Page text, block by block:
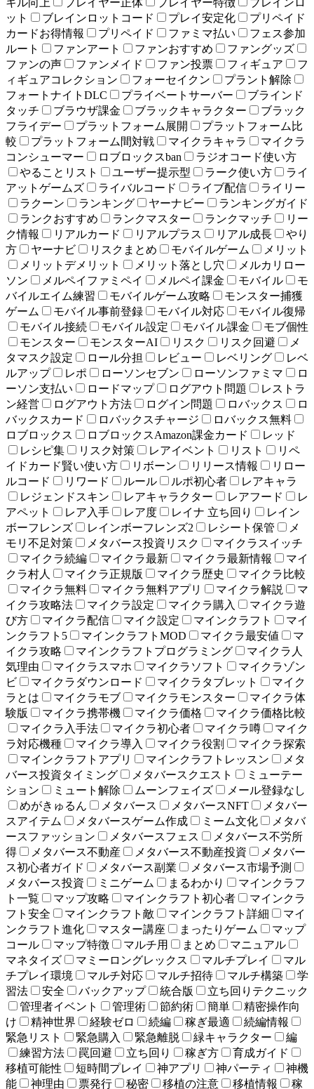
キル向上 プレイヤー正体 プレイヤー特徴
ブレインロ
ット
ブレインロットコード プレイ安定化
プリペイド
カードお得情報
プリペイド ファミマ払い
フェス参加
ルート
ファンアート ファンおすすめ
ファングッズ
ファンの声
ファンメイド ファン投票 フィギュア
フ
ィギュアコレクション
フォーセイクン
プラント解除
フォートナイトDLC
プライベートサーバー
ブラインド
タッチ
ブラウザ課金 ブラックキャラクター
ブラック
フライデー
プラットフォーム展開
プラットフォーム比
較
プラットフォーム間対戦 マイクラキャラ
マイクラ
コンシューマー
ロブロックスban
ラジオコード使い方
やることリスト
ユーザー提示型 ラーク使い方
ライ
アットゲームズ
ライバルコード ライブ配信
ライリー
ラクーン
ランキング ヤーナビー
ランキングガイド
ランクおすすめ
ランクマスター ランクマッチ
リー
ク情報
リアルカード リアルプラス リアル成長
やり
方
ヤーナビ リスクまとめ モバイルゲーム
メリット
メリットデメリット
メリット落とし穴
メルカリロー
ソン
メルペイファミペイ メルペイ課金 モバイル
モ
バイルエイム練習
モバイルゲーム攻略
モンスター捕獲
ゲーム
モバイル事前登録 モバイル対応
モバイル復帰
モバイル接続
モバイル設定 モバイル課金
モブ個性
モンスター
モンスターAI リスク リスク回避
メ
タマスク設定
ロール分担 レビュー レベリング
レベ
ルアップ
レポ ローソンセブン ローソンファミマ
ロ
ーソン支払い
ロードマップ ログアウト問題
レストラ
ン経営
ログアウト方法 ログイン問題 ロバックス
ロ
バックスカード
ロバックスチャージ
ロバックス無料
ロブロックス
ロブロックスAmazon課金カード
レッド
レシピ集
リスク対策 レアイベント リスト
リペ
イドカード賢い使い方
リボーン リリース情報
リロー
ルコード
リワード ルール ルポ初心者
レアキャラ
レジェンドスキン
レアキャラクター レアフード
レ
アペット
レア入手 レア度 レイナ 立ち回り
レイン
ボーフレンズ
レインボーフレンズ2 レシート保管
メ
モリ不足対策
メタバース投資リスク
マイクラスイッチ
マイクラ続編
マイクラ最新 マイクラ最新情報
マイ
クラ村人
マイクラ正規版 マイクラ歴史
マイクラ比較
マイクラ無料
マイクラ無料アプリ マイクラ解説
マ
イクラ攻略法
マイクラ設定 マイクラ購入
マイクラ遊
び方
マイクラ配信 マイク設定 マインクラフト
マイ
ンクラフト5
マインクラフトMOD マイクラ最安値
マ
イクラ攻略
マインクラフトプログラミング
マイクラ人
気理由
マイクラスマホ マイクラソフト
マイクラゾン
ビ
マイクラダウンロード マイクラタブレット
マイク
ラとは
マイクラモブ マイクラモンスター
マイクラ体
験版
マイクラ携帯機 マイクラ価格
マイクラ価格比較
マイクラ入手法
マイクラ初心者 マイクラ噂
マイク
ラ対応機種
マイクラ導入 マイクラ役割
マイクラ探索
マインクラフトアプリ
マインクラフトレッスン
メタ
バース投資タイミング
メタバースクエスト
ミューテー
ション
ミュート解除 ムーンフェイズ
メール登録なし
めがきゅるん
メタバース メタバースNFT
メタバー
スアイテム
メタバースゲーム作成 ミーム文化
メタバ
ースファッション
メタバースフェス
メタバース不労所
得
メタバース不動産 メタバース不動産投資
メタバー
ス初心者ガイド
メタバース副業
メタバース市場予測
メタバース投資
ミニゲーム まるわかり
マインクラフ
ト一覧
マップ攻略 マインクラフト初心者
マインクラ
フト安全
マインクラフト敵 マインクラフト詳細
マイ
ンクラフト進化
マスター講座 まったりゲーム
マップ
コール
マップ特徴 マルチ用 まとめ
マニュアル
マネタイズ
マミーロングレックス マルチプレイ
マル
チプレイ環境
マルチ対応 マルチ招待 マルチ構築
学
習法
安全 バックアップ 統合版
立ち回りテクニック
管理者イベント
管理術 節約術 簡単
精密操作向
け
精神世界 経験ゼロ 続編 稼ぎ最適
続編情報
緊急リスト
緊急購入 緊急離脱 緑キャラクター
編
練習方法
罠回避 立ち回り 稼ぎ方
育成ガイド
移植可能性
短時間プレイ 神アプリ 神パーティ
神機
能
神理由 票発行 秘密 移植の注意 移植情報
稼